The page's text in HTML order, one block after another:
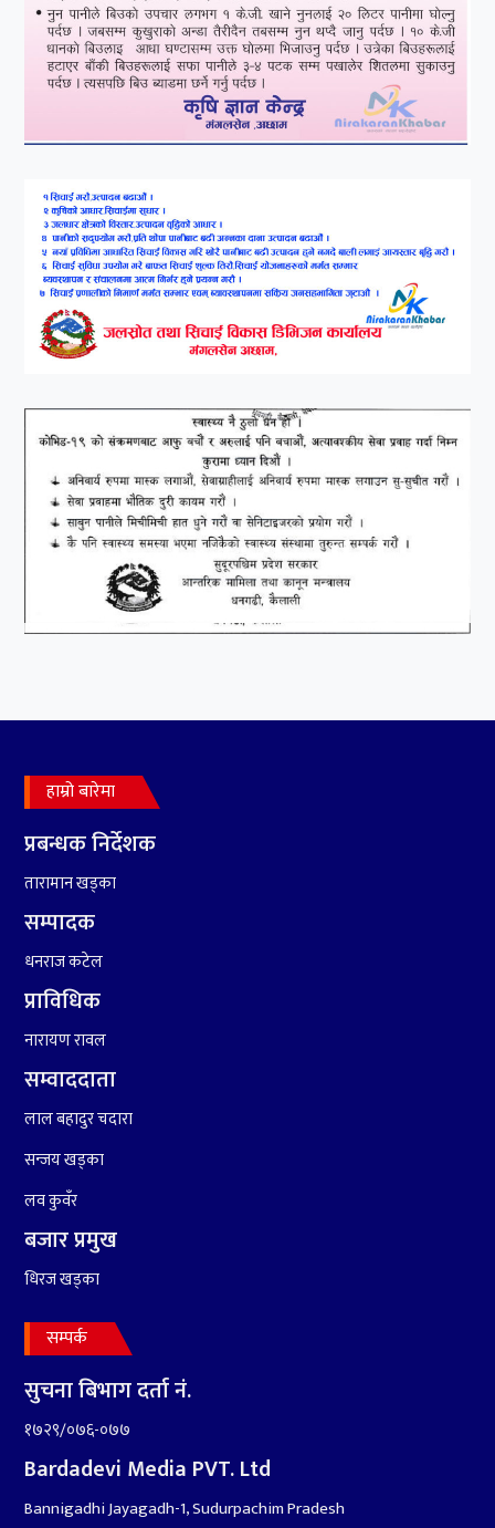
हाम्रो बारेमा
प्रबन्धक निर्देशक
तारामान खड्का
सम्पादक
धनराज कटेल
प्राविधिक
नारायण रावल
सम्वाददाता
लाल बहादुर चदारा
सन्जय खड्का
लव कुवँर
बजार प्रमुख
धिरज खड्का
सम्पर्क
सुचना बिभाग दर्ता नं.
१७२९/०७६-०७७
Bardadevi Media PVT. Ltd
Bannigadhi Jayagadh-1, Sudurpachim Pradesh